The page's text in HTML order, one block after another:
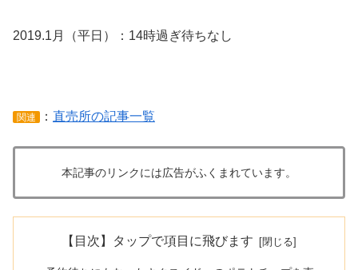
2019.1月（平日）：14時過ぎ待ちなし
関連 ： 直売所の記事一覧
本記事のリンクには広告がふくまれています。
【目次】タップで項目に飛びます